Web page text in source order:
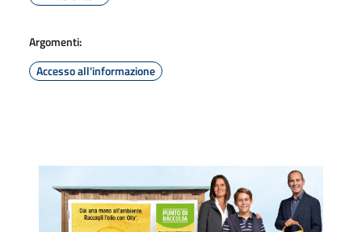
Argomenti:
Accesso all'informazione